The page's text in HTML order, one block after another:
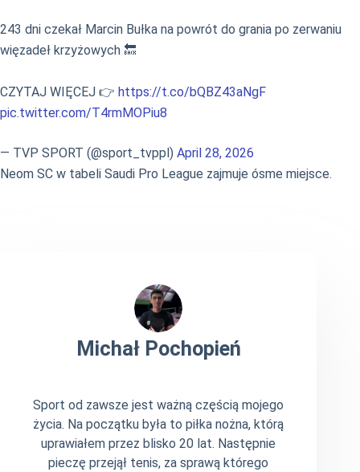
243 dni czekał Marcin Bułka na powrót do grania po zerwaniu
więzadeł krzyżowych 🔙
CZYTAJ WIĘCEJ 👉 https://t.co/bQBZ43aNgF
pic.twitter.com/T4rmMOPiu8
— TVP SPORT (@sport_tvppl) April 28, 2026
Neom SC w tabeli Saudi Pro League zajmuje ósme miejsce.
Michał Pochopień
Sport od zawsze jest ważną częścią mojego
życia. Na początku była to piłka nożna, którą
uprawiałem przez blisko 20 lat. Następnie
pieczę przejął tenis, za sprawą którego